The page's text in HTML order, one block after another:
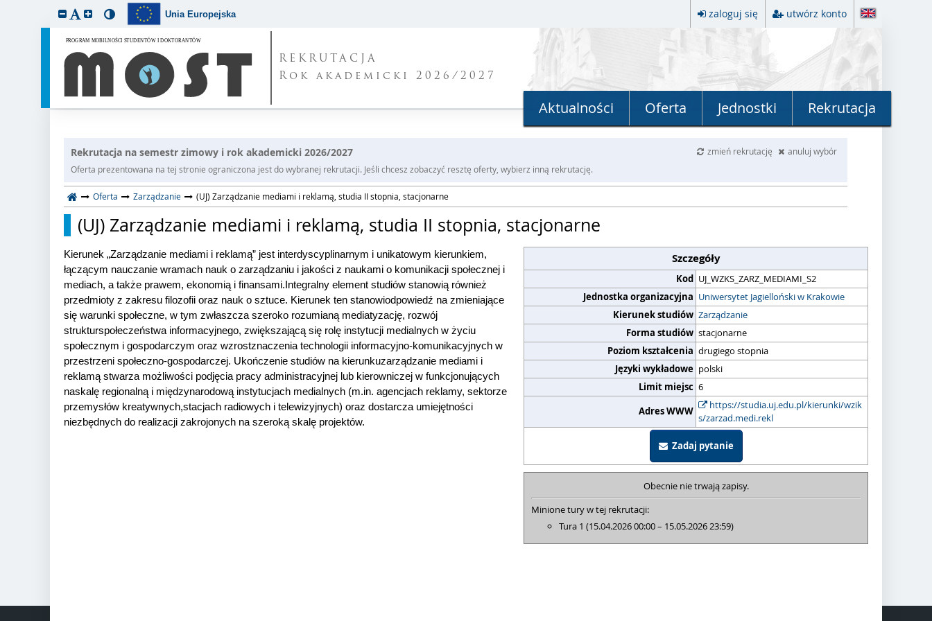
Unia Europejska zaloguj się utwórz konto
REKRUTACJA
Rok akademicki 2026/2027
Aktualności Oferta Jednostki Rekrutacja
Rekrutacja na semestr zimowy i rok akademicki 2026/2027 zmień rekrutację
anuluj wybór
Oferta prezentowana na tej stronie ograniczona jest do wybranej rekrutacji. Jeśli chcesz zobaczyć resztę oferty, wybierz inną rekrutację.
Oferta Zarządzanie (UJ) Zarządzanie mediami i reklamą, studia II stopnia, stacjonarne
(UJ) Zarządzanie mediami i reklamą, studia II stopnia, stacjonarne
Szczegóły
Kod UJ_WZKS_ZARZ_MEDIAMI_S2
Jednostka organizacyjna Uniwersytet Jagielloński w Krakowie
Kierunek studiów Zarządzanie
Forma studiów stacjonarne
Poziom kształcenia drugiego stopnia
Języki wykładowe polski
Limit miejsc 6
Adres WWW
https://studia.uj.edu.pl/kierunki/wzik
s/zarzad.medi.rekl
Zadaj pytanie
Obecnie nie trwają zapisy.
Minione tury w tej rekrutacji:
Tura 1 (15.04.2026 00:00 – 15.05.2026 23:59)
Kierunek „Zarządzanie mediami i reklamą” jest interdyscyplinarnym i unikatowym kierunkiem,
łączącym nauczanie wramach nauk o zarządzaniu i jakości z naukami o komunikacji społecznej i
mediach, a także prawem, ekonomią i finansami.Integralny element studiów stanowią również
przedmioty z zakresu filozofii oraz nauk o sztuce. Kierunek ten stanowiodpowiedź na zmieniające
się warunki społeczne, w tym zwłaszcza szeroko rozumianą mediatyzację, rozwój
strukturspołeczeństwa informacyjnego, zwiększającą się rolę instytucji medialnych w życiu
społecznym i gospodarczym oraz wzrostznaczenia technologii informacyjno-komunikacyjnych w
przestrzeni społeczno-gospodarczej. Ukończenie studiów na kierunkuzarządzanie mediami i
reklamą stwarza możliwości podjęcia pracy administracyjnej lub kierowniczej w funkcjonujących
naskalę regionalną i międzynarodową instytucjach medialnych (m.in. agencjach reklamy, sektorze
przemysłów kreatywnych,stacjach radiowych i telewizyjnych) oraz dostarcza umiejętności
niezbędnych do realizacji zakrojonych na szeroką skalę projektów.